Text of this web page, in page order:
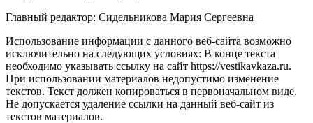
Главный редактор: Сидельникова Мария Сергеевна
Использование информации с данного веб-сайта возможно
исключительно на следующих условиях: В конце текста
необходимо указывать ссылку на сайт https://vestikavkaza.ru.
При использовании материалов недопустимо изменение
текстов. Текст должен копироваться в первоначальном виде.
Не допускается удаление ссылки на данный веб-сайт из
текстов материалов.